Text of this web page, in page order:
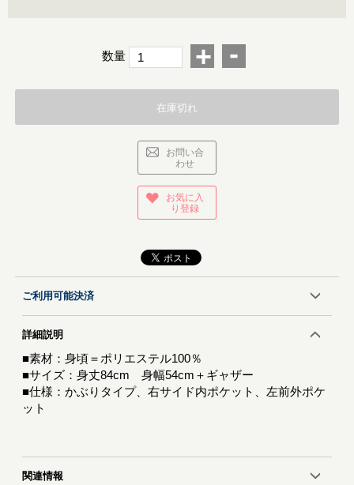
数量 + -
在庫切れ
お問い合
わせ
お気に入
り登録
ご利用可能決済
詳細説明
■素材：身頃＝ポリエステル100％
■サイズ：身丈84cm 身幅54cm＋ギャザー
■仕様：かぶりタイプ、右サイド内ポケット、左前外ポケ
ット
関連情報